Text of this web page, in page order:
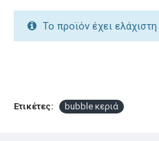
Το προϊόν έχει
Ετικέτες: bubble κεριά